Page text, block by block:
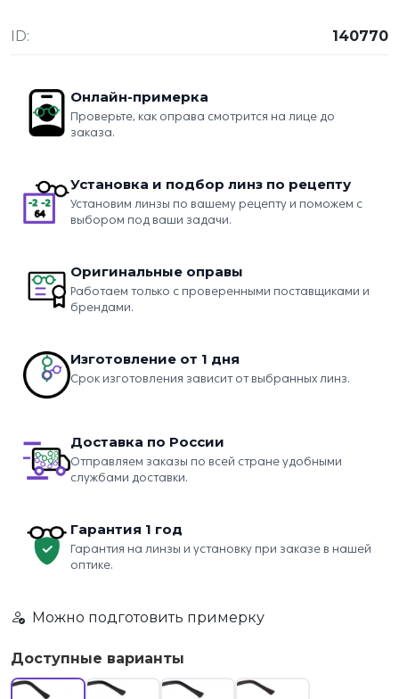
ID: 140770
Онлайн-примерка
Проверьте, как оправа смотрится на лице до
заказа.
Установка и подбор линз по рецепту
Установим линзы по вашему рецепту и поможем с
выбором под ваши задачи.
Оригинальные оправы
Работаем только с проверенными поставщиками и
брендами.
Изготовление от 1 дня
Срок изготовления зависит от выбранных линз.
Доставка по России
Отправляем заказы по всей стране удобными
службами доставки.
Гарантия 1 год
Гарантия на линзы и установку при заказе в нашей
оптике.
Можно подготовить примерку
Доступные варианты